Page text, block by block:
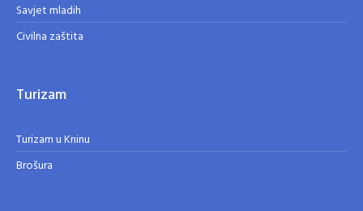
Savjet mladih
Civilna zaštita
Turizam
Turizam u Kninu
Brošura